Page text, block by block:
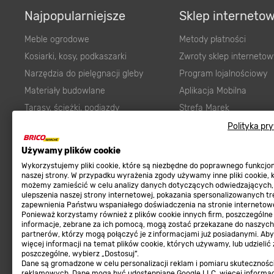
Polityka
Używamy plików cookie
Wykorzystujemy pliki cookie, które są niezbędne do poprawnego
naszej strony. W przypadku wyrażenia zgody używamy inne pliki cookie,
możemy zamieścić w celu analizy danych dotyczących odwiedzających,
ulepszenia naszej strony internetowej, pokazania spersonalizowanych
zapewnienia Państwu wspaniałego doświadczenia na stronie
Ponieważ korzystamy również z plików cookie innych firm, poszczególne
informacje, zebrane za ich pomocą, mogą zostać przekazane do naszych
partnerów, którzy mogą połączyć je z informacjami już posiadanymi.
więcej informacji na temat plików cookie, których używamy, lub udzielić
poszczególne, wybierz „Dostosuj”.
Dane są gromadzone w celu personalizacji reklam i pomiaru
Najpopularniejsze
Meble ogrodowe
Kosiarki, kosy, podkaszarki
Narzędzia do pielęgnacji gleby
Materiały budowlane
Tarasy, ścieżki, podjazdy
Karma dla psa
Farby wewnętrzne białe
Elektryka
Panele
Elektronarzędzia
Płytki
Panele podłogowe
Sklep
Metody płatności
Zwroty sklep
Program lojalnościowy
Aplikacja Mobilna
Strefa Marek
zgodności towaru z
Program Brico PRO
Regulaminy
Regulaminy
Polityka prywatności